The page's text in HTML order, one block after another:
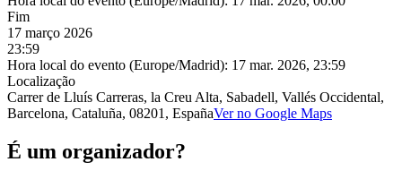
Fim
17 março 2026
23:59
Hora local do evento (Europe/Madrid): 17 mar. 2026, 23:59
Localização
Carrer de Lluís Carreras, la Creu Alta, Sabadell, Vallés Occidental,
Barcelona, Cataluña, 08201, EspañaVer no Google Maps
É um organizador?